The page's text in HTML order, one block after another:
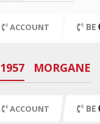
ACCOUNT BE
1957 MORGANE
ACCOUNT BE